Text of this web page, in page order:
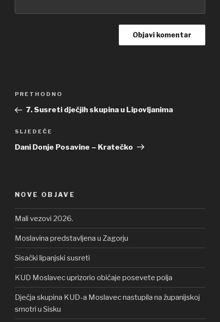
Navigacija
Prethodna
objava
PRETHODNO
7. Susreti dječjih skupina u Lipovljanima
Sljedeća
objava
SLJEDEĆE
Dani Donje Posavine – Kratečko
NOVE OBJAVE
Mali vezovi 2026.
Moslavina predstavljena u Zagorju
Sisački lipanjski susreti
KUD Moslavec uprizorio običaje posevete polja
Dječja skupina KUD-a Moslavec nastupila na županijskoj
smotri u Sisku